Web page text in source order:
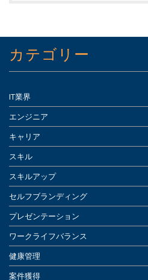
カテゴリー
IT業界
エンジニア
キャリア
スキル
スキルアップ
セルフブランディング
プレゼンテーション
ワークライフバランス
健康管理
案件獲得